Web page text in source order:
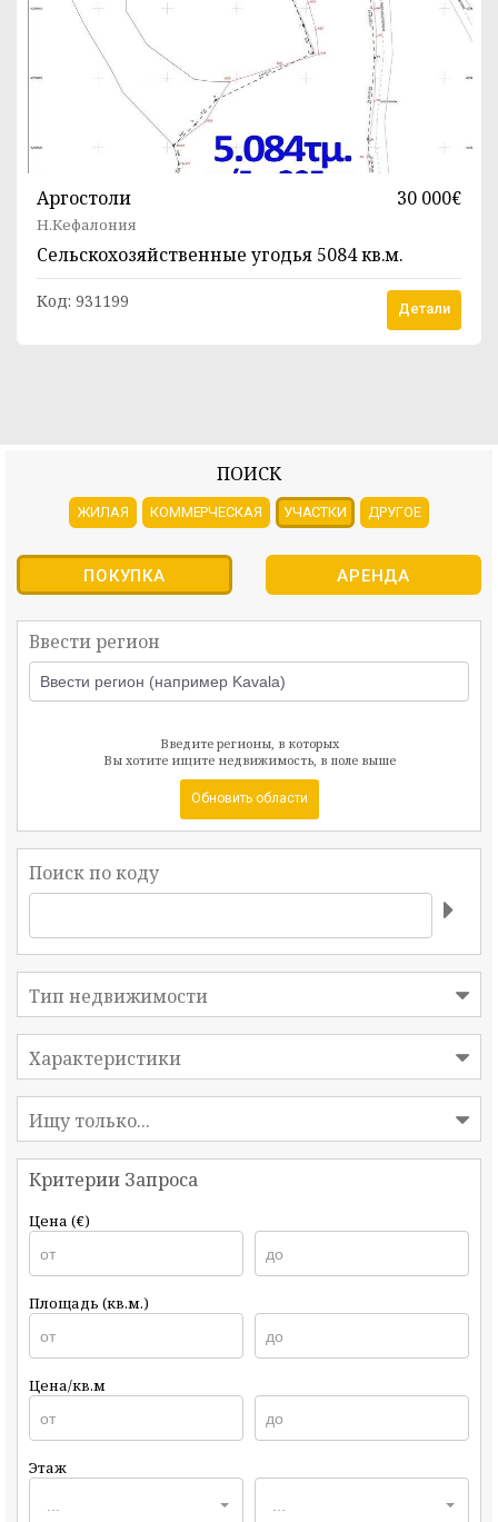
Аргостоли 30 000€
Н.Кефалония
Сельскохозяйственные угодья 5084 кв.м.
Код: 931199 Детали
ПОИСК
ЖИЛАЯ КОММЕРЧЕСКАЯ УЧАСТКИ ДРУГОЕ
ПОКУПКА АРЕНДА
Ввести регион
Введите регионы, в которых
Вы хотите ищите недвижимость, в поле выше
Обновить области
Поиск по коду
Тип недвижимости
Характеристики
Ищу только...
Критерии Запроса
Цена (€)
Площадь (кв.м.)
Цена/кв.м
Этаж